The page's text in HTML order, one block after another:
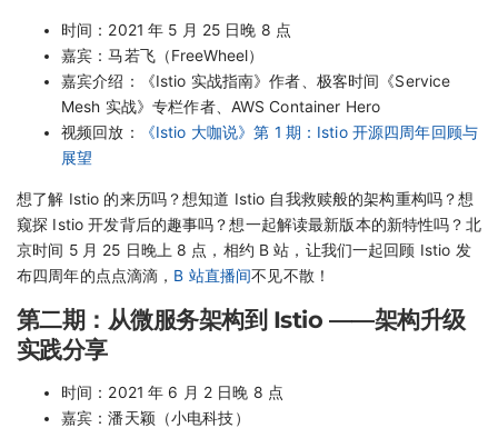
时间：2021 年 5 月 25 日晚 8 点
嘉宾：马若飞（FreeWheel）
嘉宾介绍：《Istio 实战指南》作者、极客时间《Service
Mesh 实战》专栏作者、AWS Container Hero
视频回放：
《Istio 大咖说》第 1 期：Istio 开源四周年回顾与
展望
想了解 Istio 的来历吗？想知道 Istio 自我救赎般的架构重构吗？想
窥探 Istio 开发背后的趣事吗？想一起解读最新版本的新特性吗？北
京时间 5 月 25 日晚上 8 点，相约 B 站，让我们一起回顾 Istio 发
布四周年的点点滴滴， B 站直播间不见不散！
第二期：从微服务架构到 Istio ——架构升级
实践分享
时间：2021 年 6 月 2 日晚 8 点
嘉宾：潘天颖（小电科技）